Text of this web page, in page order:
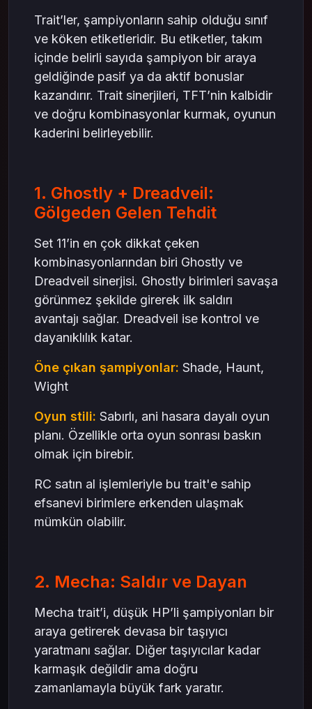
Trait’ler, şampiyonların sahip olduğu sınıf
ve köken etiketleridir. Bu etiketler, takım
içinde belirli sayıda şampiyon bir araya
geldiğinde pasif ya da aktif bonuslar
kazandırır. Trait sinerjileri, TFT’nin kalbidir
ve doğru kombinasyonlar kurmak, oyunun
kaderini belirleyebilir.
1. Ghostly + Dreadveil:
Gölgeden Gelen Tehdit
Set 11’in en çok dikkat çeken
kombinasyonlarından biri Ghostly ve
Dreadveil sinerjisi. Ghostly birimleri savaşa
görünmez şekilde girerek ilk saldırı
avantajı sağlar. Dreadveil ise kontrol ve
dayanıklılık katar.
Öne çıkan şampiyonlar: Shade, Haunt,
Wight
Oyun stili: Sabırlı, ani hasara dayalı oyun
planı. Özellikle orta oyun sonrası baskın
olmak için birebir.
RC satın al işlemleriyle bu trait'e sahip
efsanevi birimlere erkenden ulaşmak
mümkün olabilir.
2. Mecha: Saldır ve Dayan
Mecha trait’i, düşük HP’li şampiyonları bir
araya getirerek devasa bir taşıyıcı
yaratmanı sağlar. Diğer taşıyıcılar kadar
karmaşık değildir ama doğru
zamanlamayla büyük fark yaratır.